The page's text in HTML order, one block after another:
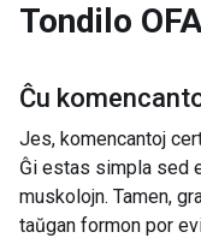
Tondilo
Ĉu
Jes, komencantoj
Ĝi estas simpla sed
muskolojn. Tamen,
taŭgan formon por